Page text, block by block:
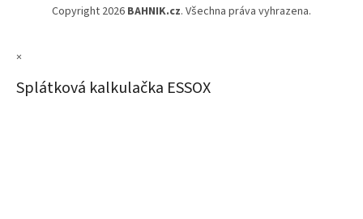
Copyright 2026 BAHNIK.cz. Všechna práva vyhrazena.
×
Splátková kalkulačka ESSOX